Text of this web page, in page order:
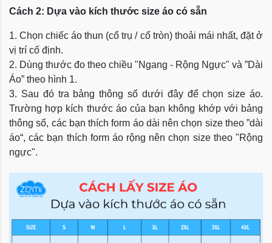
Cách 2: Dựa vào kích thước size áo có sẵn
1. Chọn chiếc áo thun (cổ trụ / cổ tròn) thoải mái nhất, đặt ở
vị trí cố định.
2. Dùng thước đo theo chiều "Ngang - Rộng Ngực" và ”Dài
Áo” theo hình 1.
3. Sau đó tra bảng thông số dưới đây để chọn size áo.
Trường hợp kích thước áo của bạn không khớp với bảng
thông số, các bạn thích form áo dài nên chọn size theo ”dài
áo“, các bạn thích form áo rộng nên chọn size theo "Rộng
ngực".